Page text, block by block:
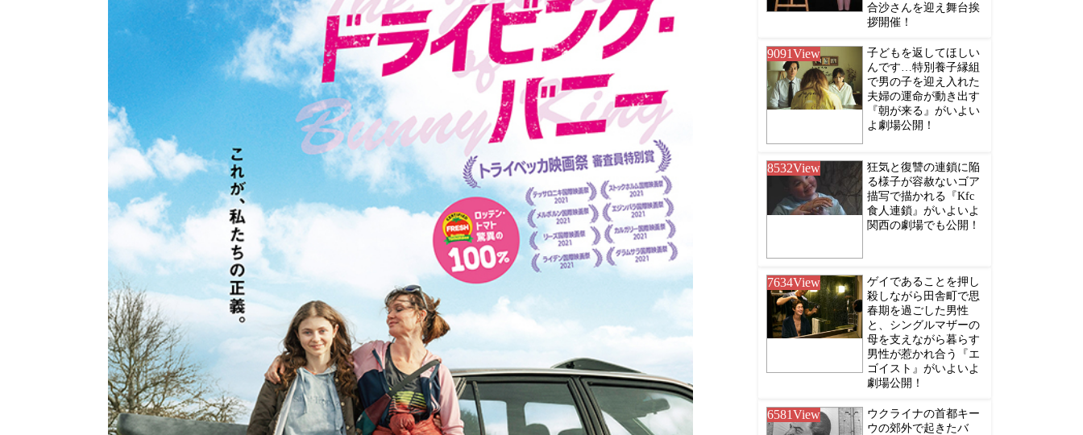
合沙さんを迎え舞台挨
拶開催！
9091View
子どもを返してほしい
んです…特別養子縁組
で男の子を迎え入れた
夫婦の運命が動き出す
『朝が来る』がいよい
よ劇場公開！
8532View
狂気と復讐の連鎖に陥
る様子が容赦ないゴア
描写で描かれる『Kfc
食人連鎖』がいよいよ
関西の劇場でも公開！
7634View
ゲイであることを押し
殺しながら田舎町で思
春期を過ごした男性
と、シングルマザーの
母を支えながら暮らす
男性が惹かれ合う『エ
ゴイスト』がいよいよ
劇場公開！
6581View
ウクライナの首都キー
ウの郊外で起きたバ